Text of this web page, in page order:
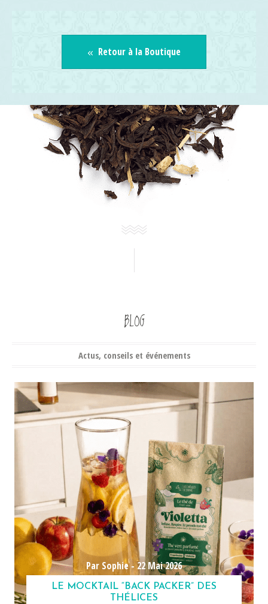
Retour à la Boutique
BLOG
Actus, conseils et événements
Par Sophie -22 Mai 2026
LE MOCKTAIL “BACK PACKER” DES
THÉLICES